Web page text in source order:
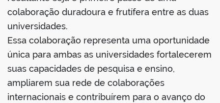
colaboração duradoura e frutífera entre as duas
universidades.
Essa colaboração representa uma oportunidade
única para ambas as universidades fortalecerem
suas capacidades de pesquisa e ensino,
ampliarem sua rede de colaborações
internacionais e contribuírem para o avanço do